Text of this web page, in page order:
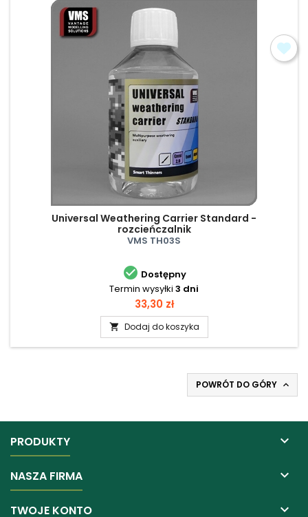
Universal Weathering Carrier Standard -
rozcieńczalnik
VMS TH03S
 Dostępny
Termin wysyłki 3 dni
Cena
33,30 zł
 Dodaj do koszyka
POWRÓT DO GÓRY 
PRODUKTY 
NASZA FIRMA 
TWOJE KONTO 